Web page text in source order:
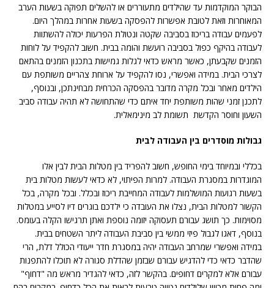
הבוקר המוקדמות עד שהילדים מתעוררים או להשלים תפוקה בשעות הערב
המאוחרות וזאת לטובת אפשרות להפסקה בשעות אחרות במהלך היום.
לפעמים עבודה בריכוז בסביבה שקטה ונטולת הפרעות יכולה להשתוות
לעבודה בהיקף כפול בסביבה רועשת והומה בבית. חשוב להקפיד על לוחות
הזמנים שקבעתן, כאשר מראש כדאי לגלות גמישות בתכנון הזמנים בהתאם
לצרכי הבית. במידה ואפשרי, נסו להקפיד על ארוחת צהריים משותפת עם
הילדים מאחר ובכל מקרה מדובר בהפסקה הכרחית מבחינתכן, ובנוסף,
לתכנן זמני שהות משותפת יחד איתם כדי שהתחושה לא תהיה עבודה סביב
השעון וחוסר הקדשת תשומת לב מינימאלית.
גבולות מוסדרים בין העבודה לבית
בכללי ובמיוחד בימי החופש, חשוב להפריד בין מטלות הבית לבין אלו
המוגדרות במסגרת העבודה. למרות הפיתוי, לא כדאי לעשות מטלות בית
בשעות רגועות המושלמות לעבודה המחייבת ריכוז ובכלל. ובכל מקרה, בכל
הקשור למטלות הבית, נצלו את העובדה כי ילדכם בוגרים דיו לסייע במטלות
מסוימות. כך תושג עבורם תעסוקה יזומה נוספת ואתן תרגישו הקלה בעומס.
בנוסף, דאגו לגבול פיזי ממשי בין סביבת העבודה ליתר השטחים בבית.
במידה ואפשרי שמרחב העבודה יהיה במסגרת חדר ייעודי הכולל דלת, הרי
שהדבר כדאי כדי להדגיש עבורם שבזמן שהדלת סגורה לא תוכלו להתפנות
עבורם אלא למקרים דחופים. בהקשר לזה, כדאי להגדיר מראש מה "דחוף"